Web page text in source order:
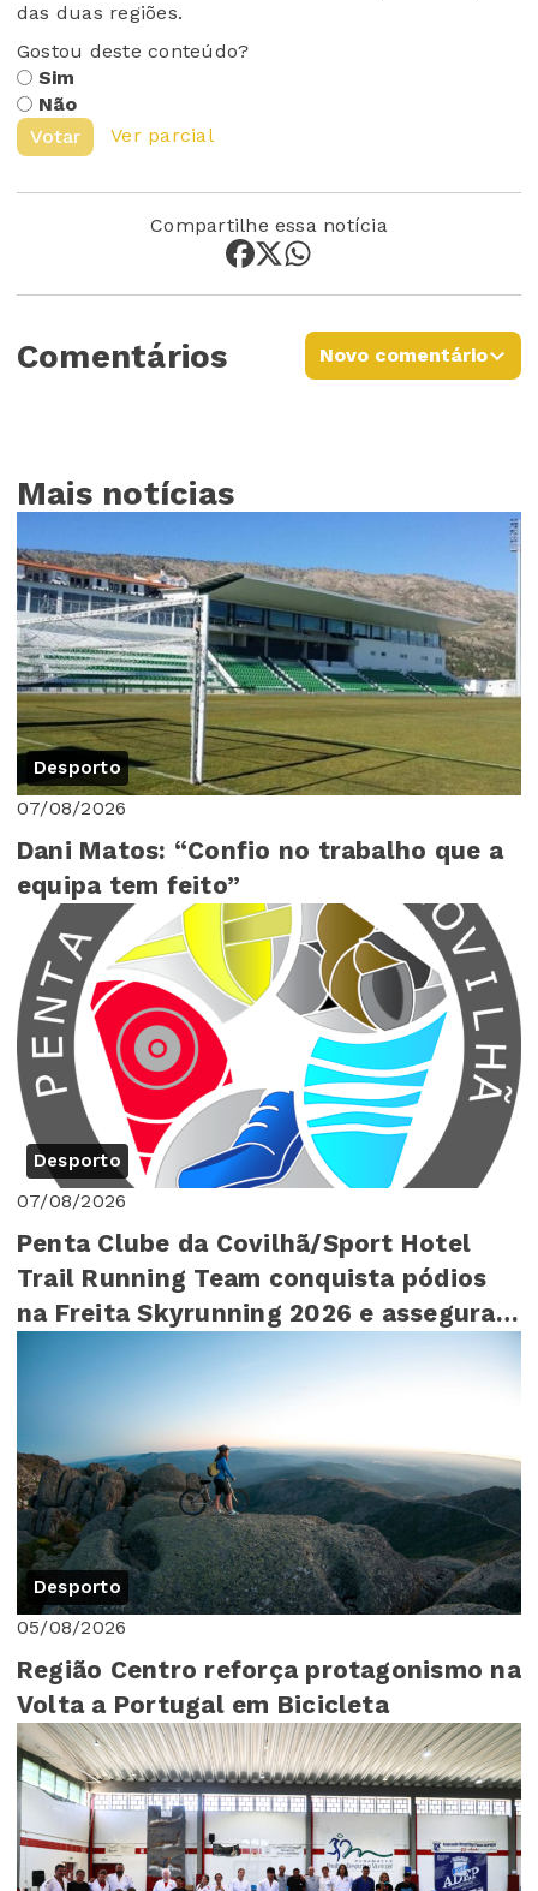
das duas regiões.
Gostou deste conteúdo?
Sim
Não
Votar
Ver parcial
Compartilhe essa notícia
Comentários Novo comentário
Mais notícias
Desporto
07/08/2026
Dani Matos: “Confio no trabalho que a
equipa tem feito”
Desporto
07/08/2026
Penta Clube da Covilhã/Sport Hotel
Trail Running Team conquista pódios
na Freita Skyrunning 2026 e assegura
4º lugar ...
Desporto
05/08/2026
Região Centro reforça protagonismo na
Volta a Portugal em Bicicleta